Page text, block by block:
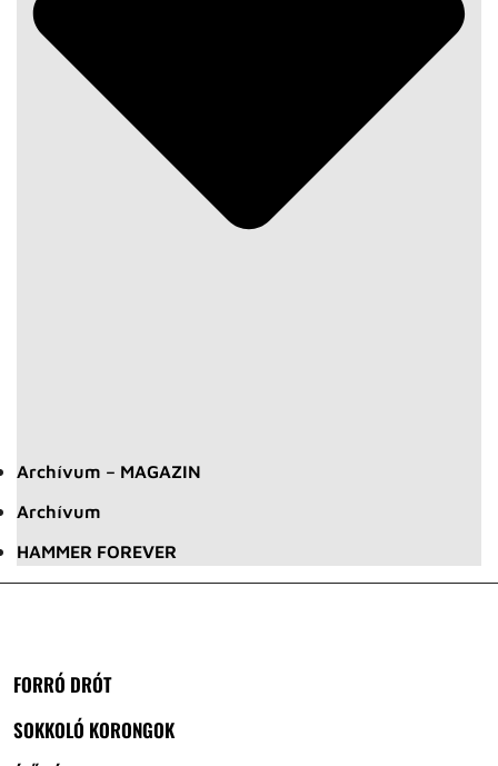
Archívum – MAGAZIN
Archívum
HAMMER FOREVER
FORRÓ DRÓT
SOKKOLÓ KORONGOK